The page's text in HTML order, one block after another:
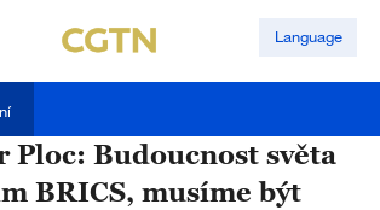
Language
Ploc: Budoucnost světa
BRICS, musíme být